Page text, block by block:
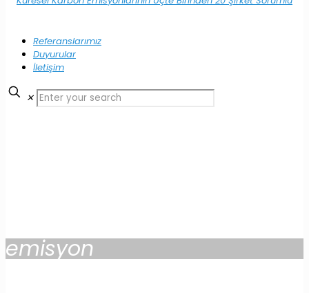
Referanslarımız
Duyurular
İletişim
✕
emisyon